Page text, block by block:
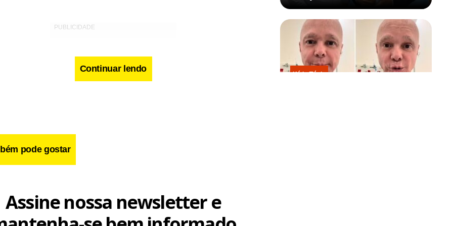
com o Oriente Médio deve ser temperado pela história recente –e pelos
Continuar lendo
pode gostar
Kátia Flávia
Assine nossa newsletter e